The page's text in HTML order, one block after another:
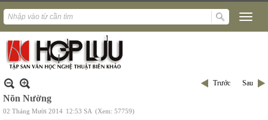
Trước Sau
Nõn Nường
02 Tháng Mười 2014 12:53 SA (Xem: 57759)